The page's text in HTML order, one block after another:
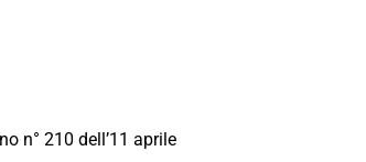
n° 210 dell’11 aprile